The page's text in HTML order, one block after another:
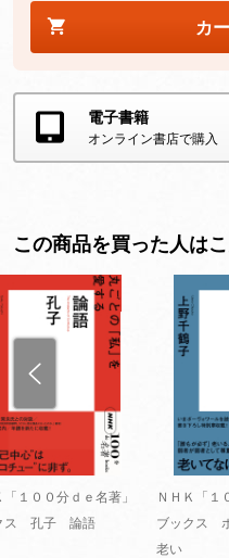
カ
電子書籍
オンライン書店で購入
この商品を買った人は
１００分ｄｅ名著」
ス 孔子 論語
ＮＨＫ「１
ブックス
老い